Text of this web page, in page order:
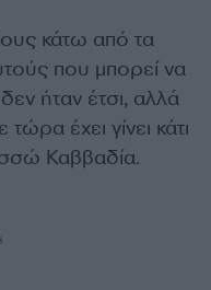
κάτω από τα
που μπορεί να
ήταν έτσι, αλλά
έχει γίνει κάτι
Καββαδία.